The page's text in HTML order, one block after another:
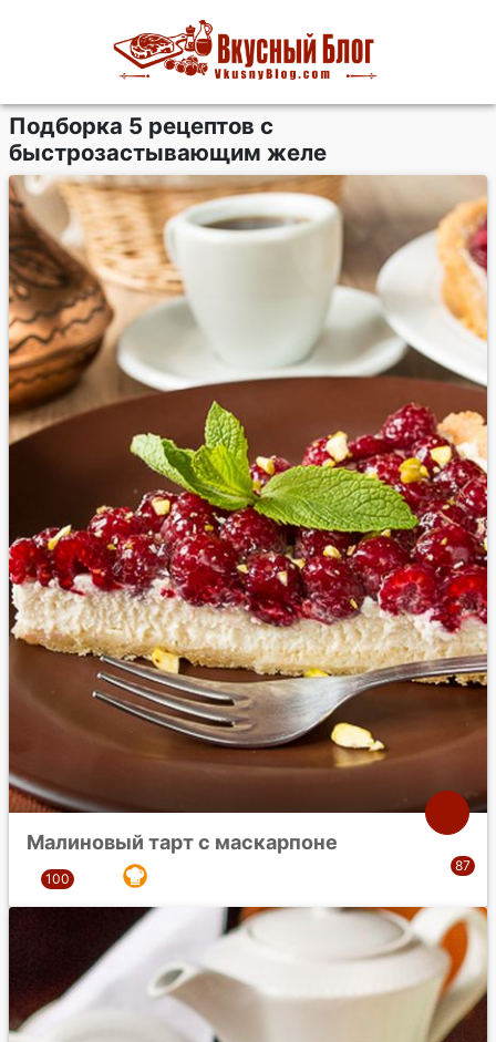
Подборка 5 рецептов с
быстрозастывающим желе
Малиновый тарт с маскарпоне